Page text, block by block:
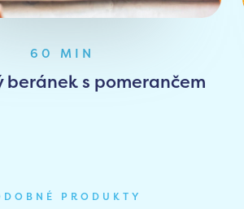
60 MIN
beránek s pomerančem
PRODUKTY